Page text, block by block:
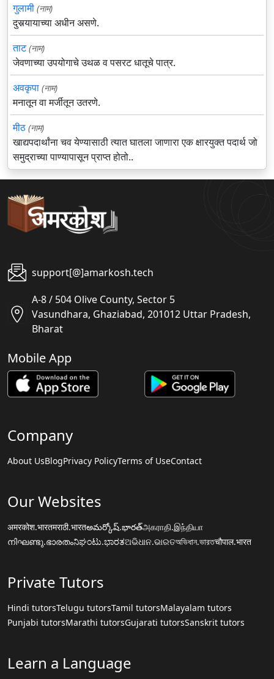
गुलामी (नाम)
दुसर्‍यायाच्या अधीन असणे.
ताट (नाम)
जेवणाच्या उपयोगाचे उथळ व पसरट धातूचे पात्र.
अवकृपा (नाम)
मनातून वा मर्जीतून उतरणे.
मीठ (नाम)
खाद्यपदार्थांना चव येण्यासाठी त्यात घातला जाणारा एक क्षारयुक्त पदार्थ जो
समुद्राच्या पाण्यापासून प्राप्त होतो..
support[@]amarkosh.tech
A-8 / 504 Olive County, Sector 5
Vasundhara, Ghaziabad, 201012 Uttar Pradesh,
Bharat
Mobile App
Company
About UsBlogPrivacy PolicyTerms of UseContact
Our Websites
अमरकोश.भारतमराठी.भारतఅమర్కోష్.భారత్அகராதி.இந்தியா
നിഘണ്ടു.ഭാരതംನಿಘಂಟು.ಭಾರತଅଭିଧାନ.ଭାରତঅভিধান.ভারতचौपाल.भारत
Private Tutors
Hindi tutorsTelugu tutorsTamil tutorsMalayalam tutors
Punjabi tutorsMarathi tutorsGujarati tutorsSanskrit tutors
Learn a Language